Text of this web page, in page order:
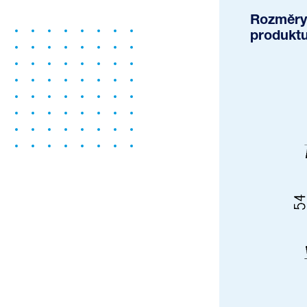
Rozměry